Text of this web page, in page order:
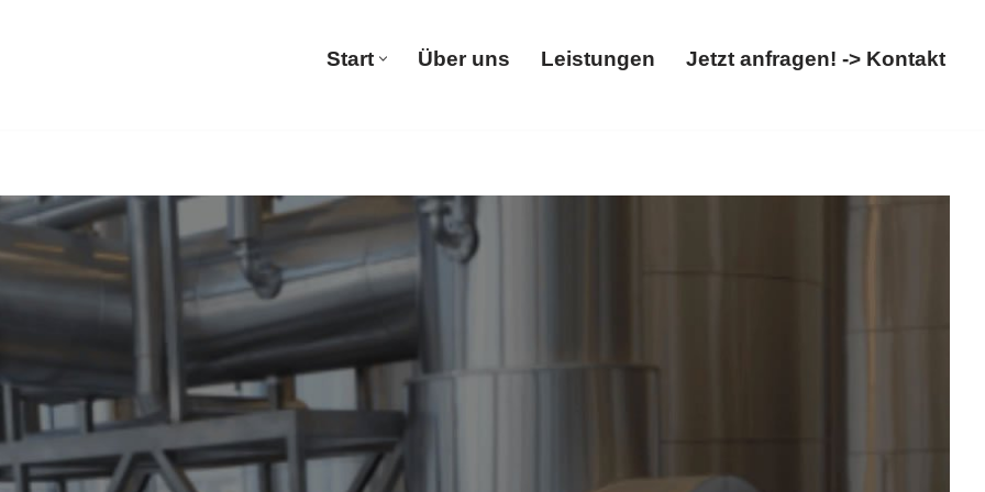
Start Über uns Leistungen Jetzt anfragen! -> Kontakt